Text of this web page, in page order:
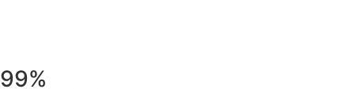
99%